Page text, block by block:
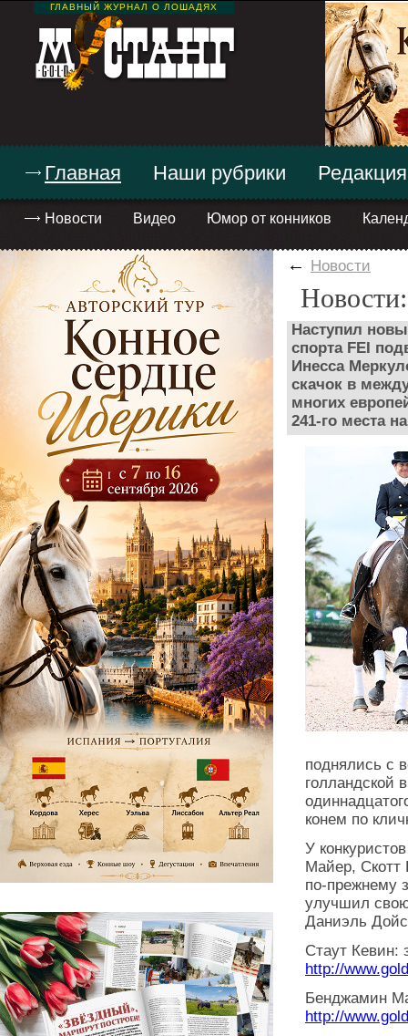
ГЛАВНЫЙ ЖУРНАЛ О ЛОШАДЯХ
Главная
Новости Видео Юмор от конников
Наши рубрики Редакция
← Новости
Наступил
спорта FEI
Инесса
скачок в
многих
241-го места
поднялись с
голландской
конем по
У
Майер, Скотт
по-прежнему
улучшил
Даниэль
Стаут Кевин:
http://
Бенджамин
http://